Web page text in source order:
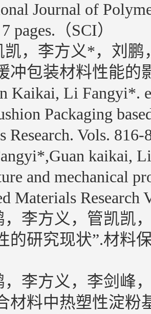
Journal of
pages.（SCI）
凯，李方义*，刘
冲包装材料性能的
Kaikai, Li Fangyi*.
Packaging
Research. Vols.
kaikai,
and mechanical
Materials
，李方义，管凯凯
的研究现状”.材料
，李方义，李剑峰
材料中热塑性淀粉